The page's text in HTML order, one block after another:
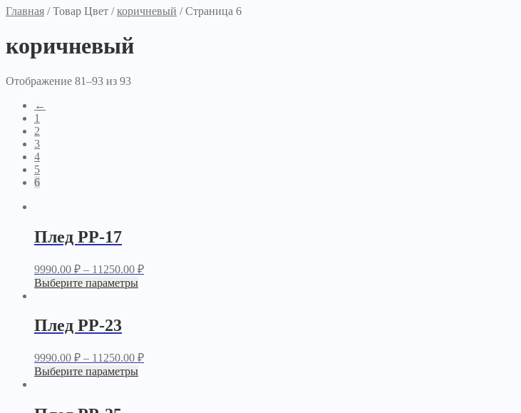
Главная /Товар Цвет /коричневый /Страница 6
коричневый
Отображение 81–93 из 93
←
1
2
3
4
5
6
Плед PP-17
9990.00 ₽ – 11250.00 ₽
Выберите параметры
Плед PP-23
9990.00 ₽ – 11250.00 ₽
Выберите параметры